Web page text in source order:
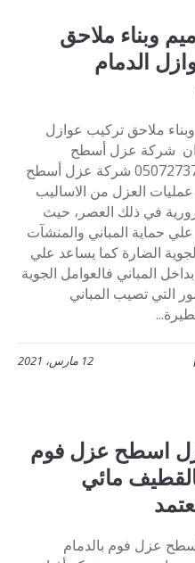
وبناء ملاحق
الدمام
ملاحق تركيب عوازل
شركة عزل أسطح
بالظهران 0507273739 شركة عزل أسطح
عمليات العزل من الاساليب
في ذلك العصر، حيث
حماية المباني والمنشآت
الضارة كما يساعد علي
المباني فالعوامل الجوية
التي تصيب المباني
12 مارس، 2021
اسطح عزل فوم
مائي
عزل فوم بالدمام